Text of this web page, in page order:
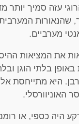
עזה סמיך יותר
שהנאורות
מערביים.
את המציאות
בלתי הוגן
היא מתייחסת
האוניוורסלי.
היה כספי, או